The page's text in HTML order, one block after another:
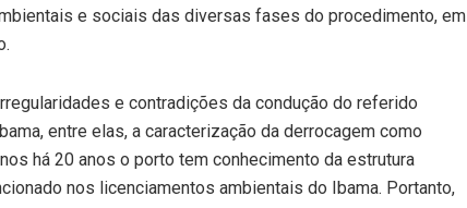
e sociais das diversas fases do procedimento, em
e contradições da condução do referido
entre elas, a caracterização da derrocagem como
há 20 anos o porto tem conhecimento da estrutura
nos licenciamentos ambientais do Ibama. Portanto,